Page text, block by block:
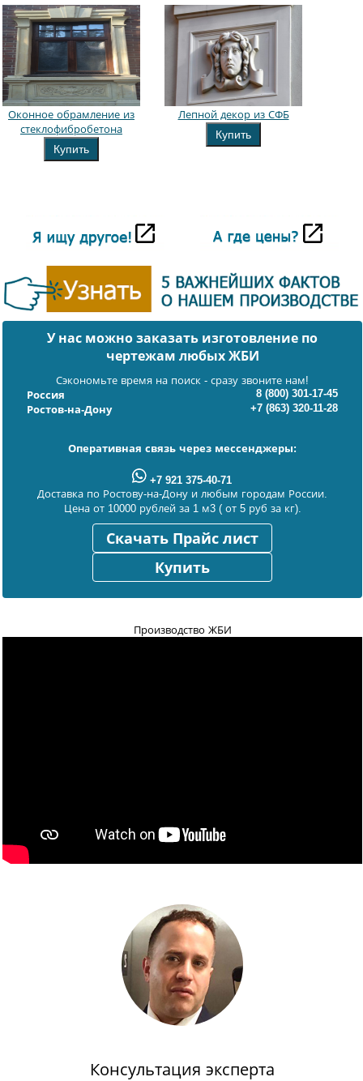
Оконное обрамление из
стеклофибробетона
Купить
Лепной декор из СФБ
Купить
У нас можно заказать изготовление по
чертежам любых ЖБИ
Сэкономьте время на поиск - сразу звоните нам!
Россия
8 (800) 301-17-45
Ростов-на-Дону
+7 (863) 320-11-28
Оперативная связь через мессенджеры:
+7 921 375-40-71
Доставка по Ростову-на-Дону и любым городам России.
Цена от 10000 рублей за 1 м3 ( от 5 руб за кг).
Скачать Прайс лист
Купить
Производство ЖБИ
Консультация эксперта